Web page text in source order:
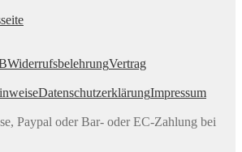
WiderrufsbelehrungVertrag
DatenschutzerklärungImpressum
Paypal oder Bar- oder EC-Zahlung bei